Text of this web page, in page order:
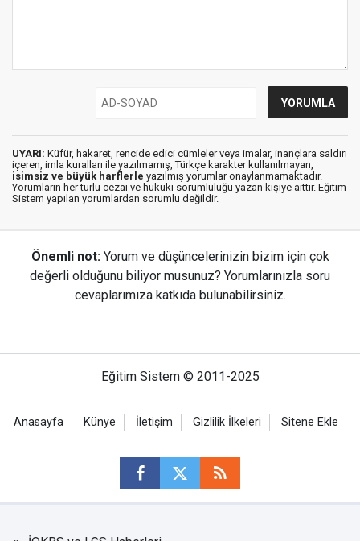
UYARI: Küfür, hakaret, rencide edici cümleler veya imalar, inançlara saldırı
içeren, imla kuralları ile yazılmamış, Türkçe karakter kullanılmayan,
isimsiz ve büyük harflerle yazılmış yorumlar onaylanmamaktadır.
Yorumların her türlü cezai ve hukuki sorumluluğu yazan kişiye aittir. Eğitim
Sistem yapılan yorumlardan sorumlu değildir.
Önemli not: Yorum ve düşüncelerinizin bizim için çok
değerli olduğunu biliyor musunuz? Yorumlarınızla soru
cevaplarımıza katkıda bulunabilirsiniz.
Eğitim Sistem © 2011-2025
Anasayfa Künye İletişim Gizlilik İlkeleri Sitene Ekle